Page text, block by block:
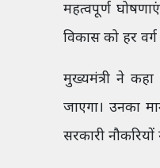
महत्वपूर्ण
विकास को हर
मुख्यमंत्री ने
जाएगा। उनका
सरकारी